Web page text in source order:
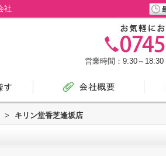
社
営業時間：9:30～18:30
> キリン堂香芝逢坂店